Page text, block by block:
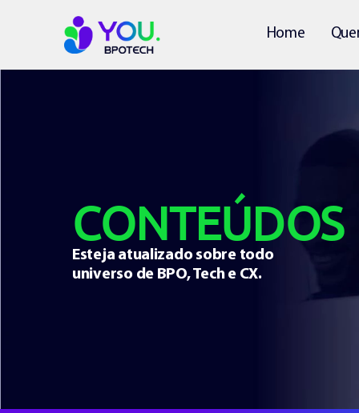
Home
CONTEÚDOS
Esteja atualizado sobre todo
universo de BPO, Tech e CX.